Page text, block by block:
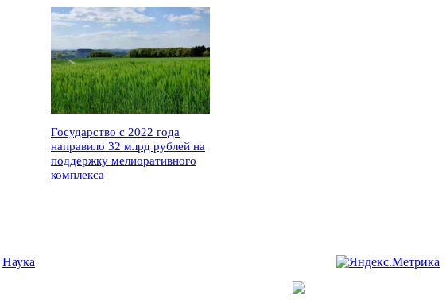
Государство с 2022 года
направило 32 млрд рублей на
поддержку мелиоративного
комплекса
Наука